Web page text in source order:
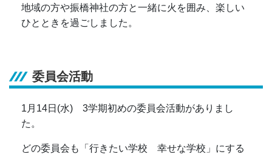
地域の方や振橋神社の方と一緒に火を囲み、楽しい
ひとときを過ごしました。
委員会活動
1月14日(水) 3学期初めの委員会活動がありまし
た。
どの委員会も「行きたい学校 幸せな学校」にする